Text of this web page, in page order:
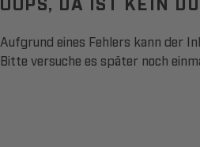
Aufgrund eines Fehlers kann der
Bitte versuche es später noch